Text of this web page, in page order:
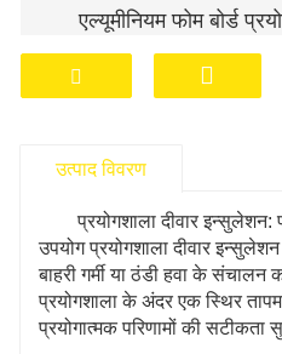
एल्यूमीनियम फोम बोर्ड
भूमिका निभा सकता है, एक स्थिर
रखने और प्रयोगों की सटीकता
प्रयोगशाला में थर्मल इन्सुलेशन
उत्पाद विवरण
प्रयोगशाला दीवार इन्सुलेशन:
उपयोग प्रयोगशाला दीवार
बाहरी गर्मी या ठंडी हवा के
प्रयोगशाला के अंदर एक स्थिर
प्रयोगात्मक परिणामों की सटीकता